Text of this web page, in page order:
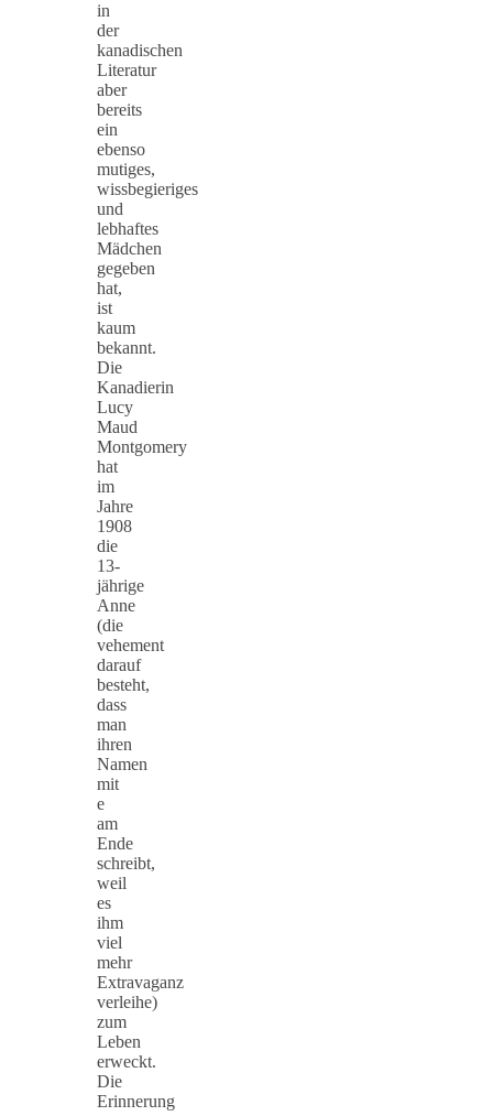
in
der
kanadischen
Literatur
aber
bereits
ein
ebenso
mutiges,
wissbegieriges
und
lebhaftes
Mädchen
gegeben
hat,
ist
kaum
bekannt.
Die
Kanadierin
Lucy
Maud
Montgomery
hat
im
Jahre
1908
die
13-
jährige
Anne
(die
vehement
darauf
besteht,
dass
man
ihren
Namen
mit
e
am
Ende
schreibt,
weil
es
ihm
viel
mehr
Extravaganz
verleihe)
zum
Leben
erweckt.
Die
Erinnerung